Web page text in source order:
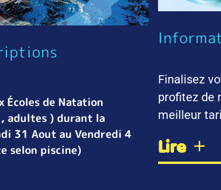
Écoles de Natation
adultes ) durant la
31 Aout au Vendredi 4
selon piscine)
Finalisez
profitez de
meilleur
Lire